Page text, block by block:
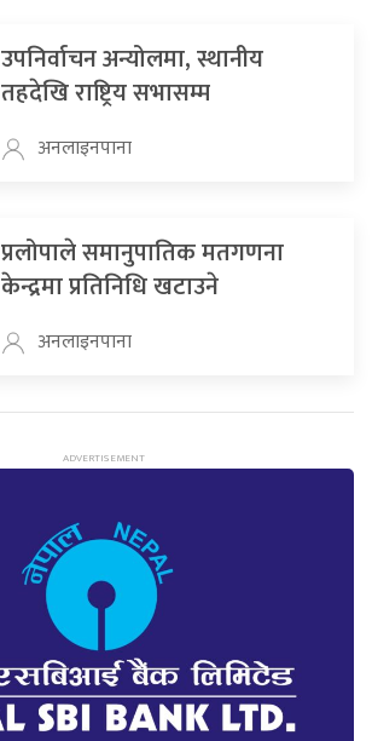
उपनिर्वाचन अन्योलमा, स्थानीय
तहदेखि राष्ट्रिय सभासम्म
अनलाइनपाना
प्रलोपाले समानुपातिक मतगणना
केन्द्रमा प्रतिनिधि खटाउने
अनलाइनपाना